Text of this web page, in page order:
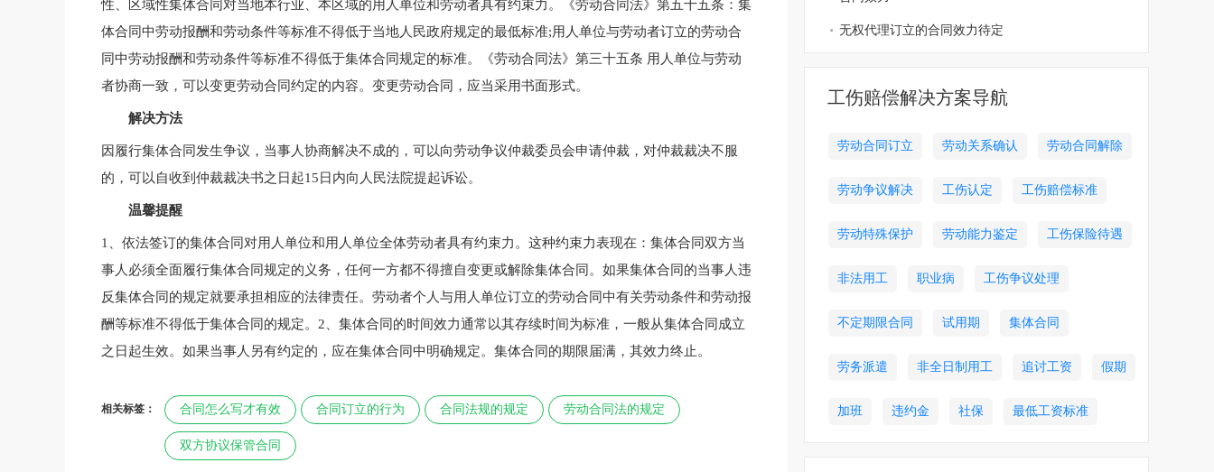
性、区域性集体合同对当地本行业、本区域的用人单位和劳动者具有约束力。《劳动合同法》第五十五条：集
体合同中劳动报酬和劳动条件等标准不得低于当地人民政府规定的最低标准;用人单位与劳动者订立的劳动合
同中劳动报酬和劳动条件等标准不得低于集体合同规定的标准。《劳动合同法》第三十五条 用人单位与劳动
者协商一致，可以变更劳动合同约定的内容。变更劳动合同，应当采用书面形式。
解决方法
因履行集体合同发生争议，当事人协商解决不成的，可以向劳动争议仲裁委员会申请仲裁，对仲裁裁决不服
的，可以自收到仲裁裁决书之日起15日内向人民法院提起诉讼。
温馨提醒
1、依法签订的集体合同对用人单位和用人单位全体劳动者具有约束力。这种约束力表现在：集体合同双方当
事人必须全面履行集体合同规定的义务，任何一方都不得擅自变更或解除集体合同。如果集体合同的当事人违
反集体合同的规定就要承担相应的法律责任。劳动者个人与用人单位订立的劳动合同中有关劳动条件和劳动报
酬等标准不得低于集体合同的规定。2、集体合同的时间效力通常以其存续时间为标准，一般从集体合同成立
之日起生效。如果当事人另有约定的，应在集体合同中明确规定。集体合同的期限届满，其效力终止。
相关标签： 合同怎么写才有效 合同订立的行为 合同法规的规定 劳动合同法的规定
双方协议保管合同
无权代理订立的合同效力待定
工伤赔偿解决方案导航
劳动合同订立 劳动关系确认 劳动合同解除
劳动争议解决 工伤认定 工伤赔偿标准
劳动特殊保护 劳动能力鉴定 工伤保险待遇
非法用工 职业病 工伤争议处理
不定期限合同 试用期 集体合同
劳务派遣 非全日制用工 追讨工资 假期
加班 违约金 社保 最低工资标准